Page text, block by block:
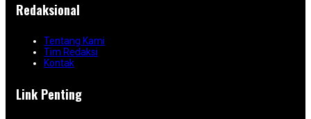
Redaksional
Tentang Kami
Tim Redaksi
Kontak
Link Penting